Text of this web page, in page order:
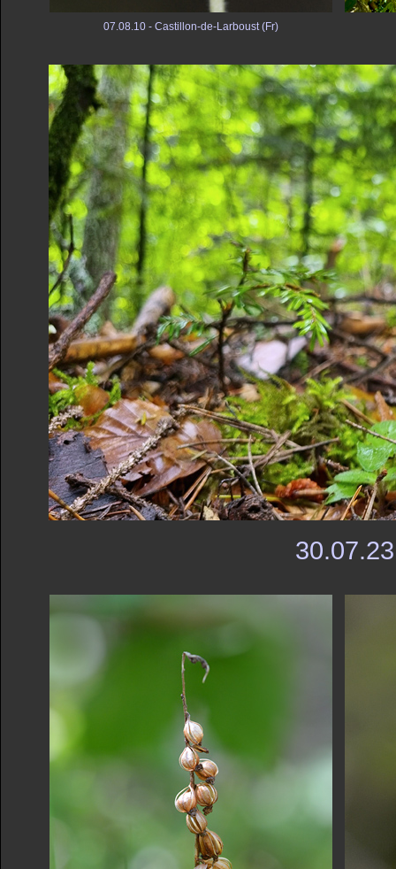
07.08.10 - Castillon-de-Larboust (Fr)